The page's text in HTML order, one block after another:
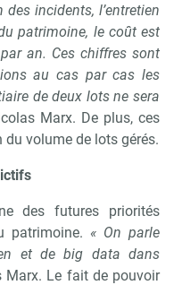
incidents, l’entretien
patrimoine, le coût est
an. Ces chiffres sont
au cas par cas les
de deux lots ne sera
Marx. De plus, ces
volume de lots gérés.
des futures priorités
patrimoine. « On parle
et de big data dans
Marx. Le fait de pouvoir